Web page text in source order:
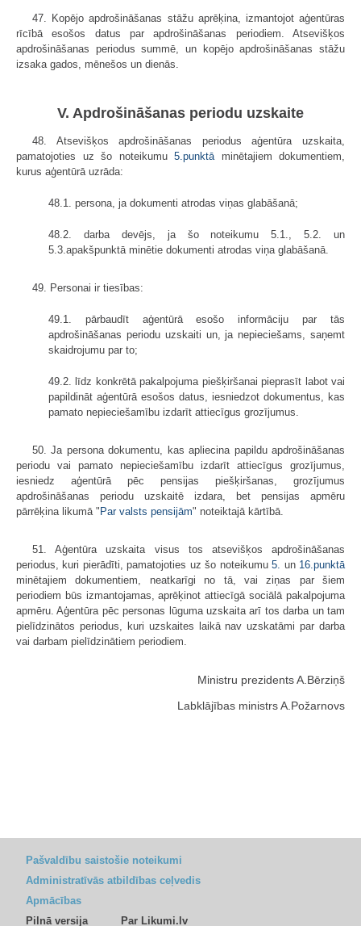
47. Kopējo apdrošināšanas stāžu aprēķina, izmantojot aģentūras
rīcībā esošos datus par apdrošināšanas periodiem. Atsevišķos
apdrošināšanas periodus summē, un kopējo apdrošināšanas stāžu
izsaka gados, mēnešos un dienās.
V. Apdrošināšanas periodu uzskaite
48. Atsevišķos apdrošināšanas periodus aģentūra uzskaita,
pamatojoties uz šo noteikumu 5.punktā minētajiem dokumentiem,
kurus aģentūrā uzrāda:
48.1. persona, ja dokumenti atrodas viņas glabāšanā;
48.2. darba devējs, ja šo noteikumu 5.1., 5.2. un
5.3.apakšpunktā minētie dokumenti atrodas viņa glabāšanā.
49. Personai ir tiesības:
49.1. pārbaudīt aģentūrā esošo informāciju par tās
apdrošināšanas periodu uzskaiti un, ja nepieciešams, saņemt
skaidrojumu par to;
49.2. līdz konkrētā pakalpojuma piešķiršanai pieprasīt labot vai
papildināt aģentūrā esošos datus, iesniedzot dokumentus, kas
pamato nepieciešamību izdarīt attiecīgus grozījumus.
50. Ja persona dokumentu, kas apliecina papildu apdrošināšanas
periodu vai pamato nepieciešamību izdarīt attiecīgus grozījumus,
iesniedz aģentūrā pēc pensijas piešķiršanas, grozījumus
apdrošināšanas periodu uzskaitē izdara, bet pensijas apmēru
pārrēķina likumā " Par valsts pensijām" noteiktajā kārtībā.
51. Aģentūra uzskaita visus tos atsevišķos apdrošināšanas
periodus, kuri pierādīti, pamatojoties uz šo noteikumu5. un 16.punktā
minētajiem dokumentiem, neatkarīgi no tā, vai ziņas par šiem
periodiem būs izmantojamas, aprēķinot attiecīgā sociālā pakalpojuma
apmēru. Aģentūra pēc personas lūguma uzskaita arī tos darba un tam
pielīdzinātos periodus, kuri uzskaites laikā nav uzskatāmi par darba
vai darbam pielīdzinātiem periodiem.
Ministru prezidents A.Bērziņš
Labklājības ministrs A.Požarnovs
Pašvaldību saistošie noteikumi
Administratīvās atbildības ceļvedis
Apmācības
Pilnā versija
Par Likumi.lv